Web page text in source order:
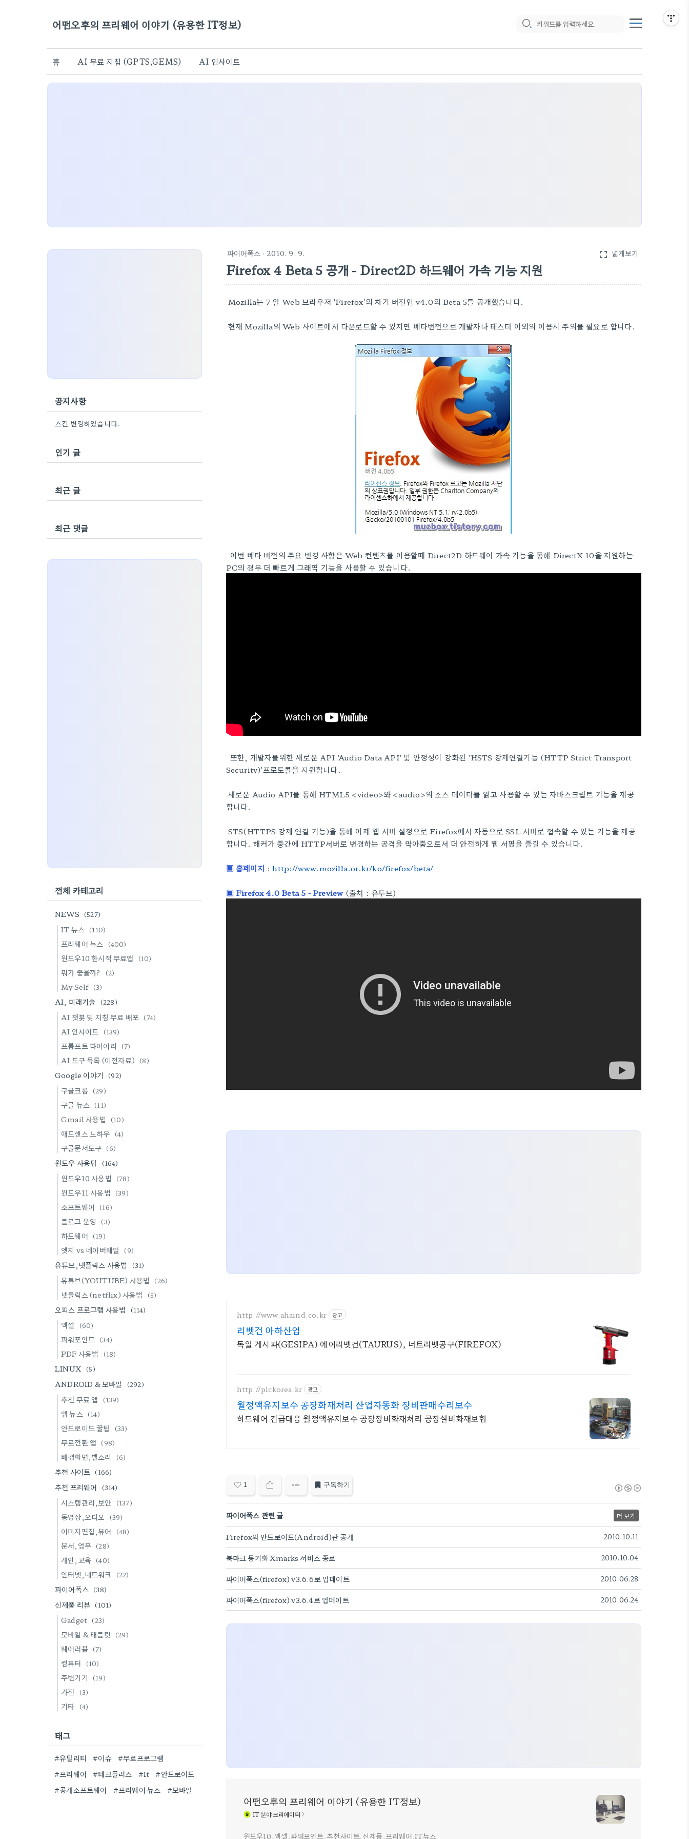
어떤오후의 프리웨어 이야기 (유용한 IT정보)
홈 AI 무료 지침 (GPTS,GEMS) AI 인사이트
파이어폭스 · 2010. 9. 9. fullscreen 넓게보기
Firefox 4 Beta 5 공개 - Direct2D 하드웨어 가속 기능 지원
Mozilla는 7 일 Web 브라우저 'Firefox'의 차기 버전인 v4.0의 Beta 5를 공개했습니다.
현재 Mozilla의 Web 사이트에서 다운로드할 수 있지만 베타번전으로 개발자나 테스터 이외의 이용시 주의를 필요로 합니다.
이번 베타 버전의 주요 변경 사항은 Web 컨텐츠를 이용할때 Direct2D 하드웨어 가속 기능을 통해 DirectX 10을 지원하는
PC의 경우 더 빠르게 그래픽 기능을 사용할 수 있습니다.
또한, 개발자를위한 새로운 API 'Audio Data API' 및 안정성이 강화된 'HSTS 강제연결기능 (HTTP Strict Transport
Security)'프로토콜을 지원합니다.
새로운 Audio API를 통해 HTML5 <video>와 <audio>의 소스 데이터를 읽고 사용할 수 있는 자바스크립트 기능을 제공
합니다.
STS(HTTPS 강제 연결 기능)을 통해 이제 웹 서버 설정으로 Firefox에서 자동으로 SSL 서버로 접속할 수 있는 기능을 제공
합니다. 해커가 중간에 HTTP서버로 변경하는 공격을 막아줌으로서 더 안전하게 웹 서핑을 즐길 수 있습니다.
▣ 홈페이지 :http://www.mozilla.or.kr/ko/firefox/beta/
▣ Firefox 4.0 Beta 5 - Preview(출처 : 유투브)
http://www.ahaind.co.kr 광고
리벳건 아하산업
독일 게시파(GESIPA) 에어리벳건(TAURUS), 너트리벳공구(FIREFOX)
http://plckorea.kr 광고
월정액유지보수 공장화재처리 산업자동화 장비판매수리보수
하드웨어 긴급대응 월정액유지보수 공장장비화재처리 공장설비화재보험
1 구독하기
파이어폭스 관련 글 더 보기
Firefox의 안드로이드(Android)판 공개 2010.10.11
북마크 동기화 Xmarks 서비스 종료 2010.10.04
파이어폭스(firefox) v3.6.6로 업데이트 2010.06.28
파이어폭스(firefox) v3.6.4로 업데이트 2010.06.24
어떤오후의 프리웨어 이야기 (유용한 IT정보)
IT분야 크리에이터
윈도우10,엑셀,파워포인트,추천사이트,신제품,프리웨어,IT뉴스
공지사항
스킨 변경하였습니다.
인기 글
최근 글
최근 댓글
전체 카테고리
NEWS (527)
IT 뉴스 (110)
프리웨어 뉴스 (400)
윈도우10 한시적 무료앱 (10)
뭐가 좋을까? (2)
My Self (3)
AI, 미래기술 (228)
AI 챗봇 및 지침 무료 배포 (74)
AI 인사이트 (139)
프롬프트 다이어리 (7)
AI 도구 목록 (이전자료) (8)
Google 이야기 (92)
구글크롬 (29)
구글 뉴스 (11)
Gmail 사용법 (10)
애드센스 노하우 (4)
구글문서도구 (6)
윈도우 사용팁 (164)
윈도우10 사용법 (78)
윈도우11 사용법 (39)
소프트웨어 (16)
블로그 운영 (3)
하드웨어 (19)
엣지 vs 네이버웨일 (9)
유튜브,넷플릭스 사용법 (31)
유튜브(YOUTUBE) 사용법 (26)
넷플릭스 (netflix) 사용법 (5)
오피스 프로그램 사용법 (114)
엑셀 (60)
파워포인트 (34)
PDF 사용법 (18)
LINUX (5)
ANDROID & 모바일 (292)
추천 무료 앱 (139)
앱 뉴스 (14)
안드로이드 꿀팁 (33)
무료전환 앱 (98)
배경화면,벨소리 (6)
추천 사이트 (166)
추천 프리웨어 (314)
시스템관리,보안 (137)
동영상,오디오 (39)
이미지편집,뷰어 (48)
문서,업무 (28)
개인,교육 (40)
인터넷,네트워크 (22)
파이어폭스 (38)
신제품 리뷰 (101)
Gadget (23)
모바일 & 태블릿 (29)
웨어러블 (7)
컴퓨터 (10)
주변기기 (19)
가전 (3)
기타 (4)
태그
#유틸리티 #이슈
#무료프로그램
#프리웨어
#테크플러스 #It
#안드로이드
#공개소프트웨어
#프리웨어 뉴스 #모바일